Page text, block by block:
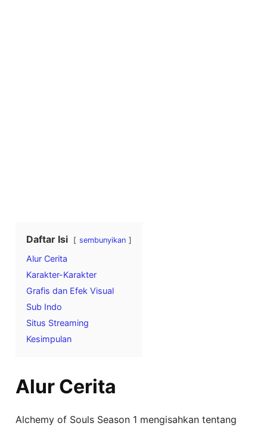
Daftar Isi sembunyikan
Alur Cerita
Karakter-Karakter
Grafis dan Efek Visual
Sub Indo
Situs Streaming
Kesimpulan
Alur Cerita
Alchemy of Souls Season 1 mengisahkan tentang